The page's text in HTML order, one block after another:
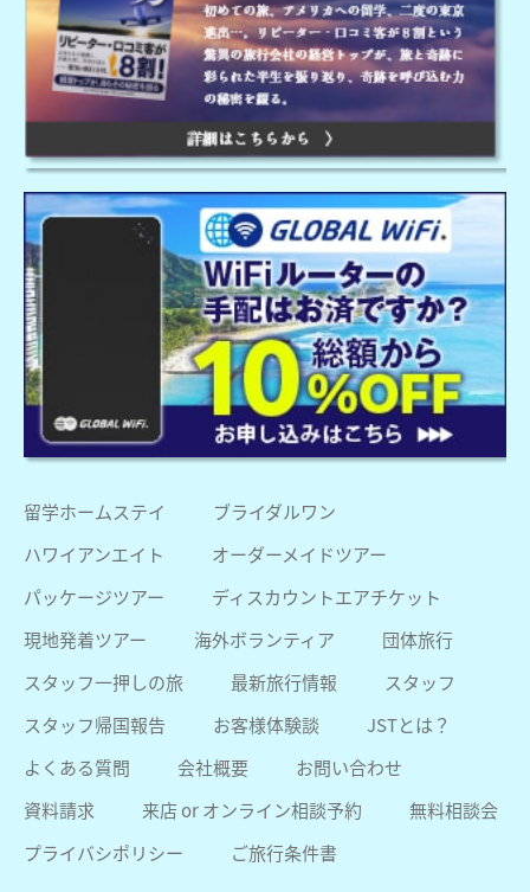
留学ホームステイ
ブライダルワン
ハワイアンエイト
オーダーメイドツアー
パッケージツアー
ディスカウントエアチケット
現地発着ツアー
海外ボランティア
団体旅行
スタッフ一押しの旅
最新旅行情報
スタッフ
スタッフ帰国報告
お客様体験談
JSTとは？
よくある質問
会社概要
お問い合わせ
資料請求
来店 or オンライン相談予約
無料相談会
プライバシポリシー
ご旅行条件書